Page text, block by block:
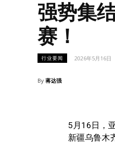
强势集
赛！
行业要闻 2026年5月16日
By 蒋达强
5月16日，
新疆乌鲁木